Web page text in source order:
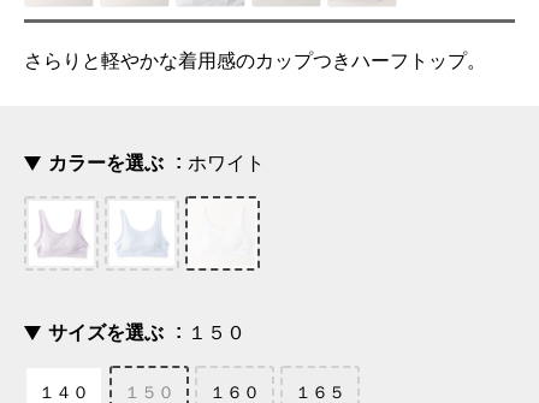
さらりと軽やかな着用感のカップつきハーフトップ。
カラーを選ぶ ホワイト
サイズを選ぶ １５０
１４０ １５０ １６０ １６５